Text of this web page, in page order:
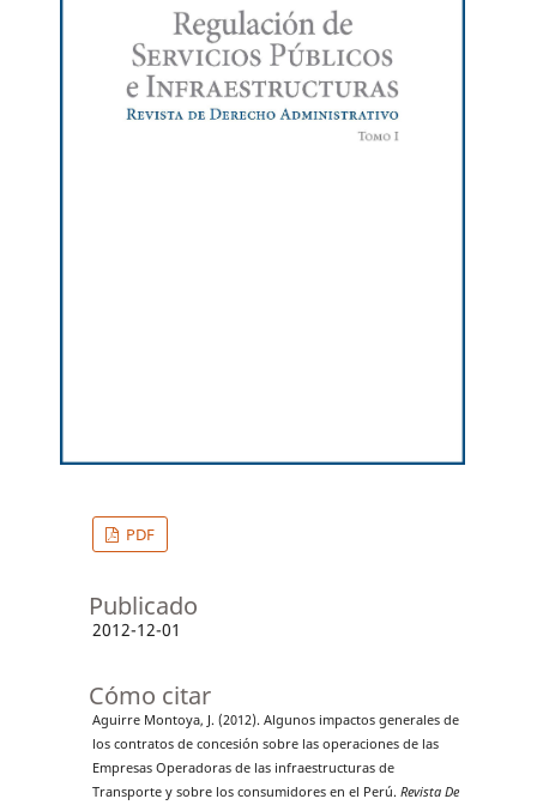
PDF
Publicado
2012-12-01
Cómo citar
Aguirre Montoya, J. (2012). Algunos impactos generales de
los contratos de concesión sobre las operaciones de las
Empresas Operadoras de las infraestructuras de
Transporte y sobre los consumidores en el Perú. Revista De